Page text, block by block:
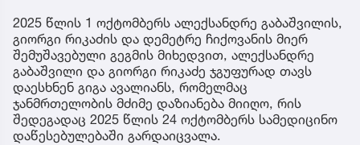
2025 წლის 1 ოქტომბერს ალექსანდრე გაბაშვილის,
გიორგი რიკაძის და დემეტრე ჩიქოვანის მიერ
შემუშავებული გეგმის მიხედვით, ალექსანდრე
გაბაშვილი და გიორგი რიკაძე ჯგუფურად თავს
დაესხნენ გიგა ავალიანს, რომელმაც
ჯანმრთელობის მძიმე დაზიანება მიიღო, რის
შედეგადაც 2025 წლის 24 ოქტომბერს სამედიცინო
დაწესებულებაში გარდაიცვალა.